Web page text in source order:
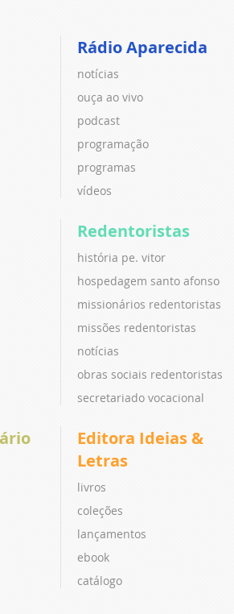
Rádio Aparecida
notícias
ouça ao vivo
podcast
programação
programas
vídeos
Redentoristas
história pe. vitor
hospedagem santo afonso
missionários redentoristas
missões redentoristas
notícias
obras sociais redentoristas
secretariado vocacional
Editora Ideias &
Letras
livros
coleções
lançamentos
ebook
catálogo